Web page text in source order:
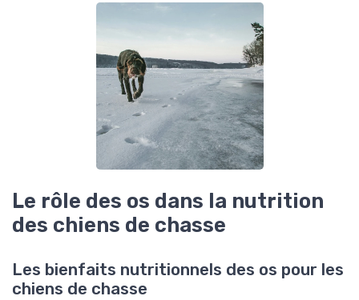
Le rôle des os dans la nutrition
des chiens de chasse
Les bienfaits nutritionnels des os pour les
chiens de chasse